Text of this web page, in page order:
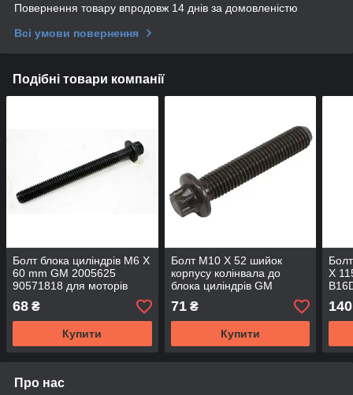
Повернення товару впродовж 14 днів за домовленістю
Всі умови повернення
Подібні товари компанії
Болт блока циліндрів M6 X
60 mm GM 2005625
90571818 для моторів
1.4L OPEL & Buick &
Chevrolet
68 ₴
Купити
Болт M10 X 52 шийок
корпусу колінвала до
блока циліндрів GM
24418414 A16XER A18XER
Z14XE Z16XE Z16XEP
Z16XER
71₴
Купити
X
140
Про нас